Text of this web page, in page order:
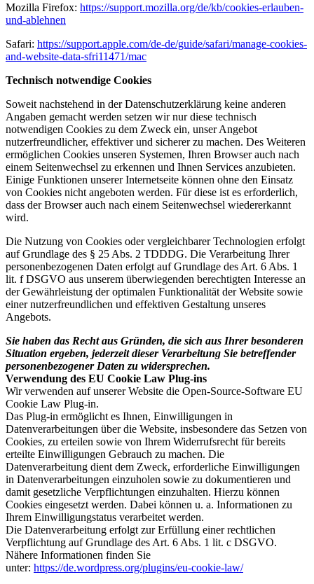
Mozilla Firefox: https://support.mozilla.org/de/kb/cookies-erlauben-
und-ablehnen
Safari: https://support.apple.com/de-de/guide/safari/manage-cookies-
and-website-data-sfri11471/mac
Technisch notwendige Cookies
Soweit nachstehend in der Datenschutzerklärung keine anderen
Angaben gemacht werden setzen wir nur diese technisch
notwendigen Cookies zu dem Zweck ein, unser Angebot
nutzerfreundlicher, effektiver und sicherer zu machen. Des Weiteren
ermöglichen Cookies unseren Systemen, Ihren Browser auch nach
einem Seitenwechsel zu erkennen und Ihnen Services anzubieten.
Einige Funktionen unserer Internetseite können ohne den Einsatz
von Cookies nicht angeboten werden. Für diese ist es erforderlich,
dass der Browser auch nach einem Seitenwechsel wiedererkannt
wird.
Die Nutzung von Cookies oder vergleichbarer Technologien erfolgt
auf Grundlage des § 25 Abs. 2 TDDDG. Die Verarbeitung Ihrer
personenbezogenen Daten erfolgt auf Grundlage des Art. 6 Abs. 1
lit. f DSGVO aus unserem überwiegenden berechtigten Interesse an
der Gewährleistung der optimalen Funktionalität der Website sowie
einer nutzerfreundlichen und effektiven Gestaltung unseres
Angebots.
Sie haben das Recht aus Gründen, die sich aus Ihrer besonderen
Situation ergeben, jederzeit dieser Verarbeitung Sie betreffender
personenbezogener Daten zu widersprechen.
Verwendung des EU Cookie Law Plug-ins
Wir verwenden auf unserer Website die Open-Source-Software EU
Cookie Law Plug-in.
Das Plug-in ermöglicht es Ihnen, Einwilligungen in
Datenverarbeitungen über die Website, insbesondere das Setzen von
Cookies, zu erteilen sowie von Ihrem Widerrufsrecht für bereits
erteilte Einwilligungen Gebrauch zu machen. Die
Datenverarbeitung dient dem Zweck, erforderliche Einwilligungen
in Datenverarbeitungen einzuholen sowie zu dokumentieren und
damit gesetzliche Verpflichtungen einzuhalten. Hierzu können
Cookies eingesetzt werden. Dabei können u. a. Informationen zu
Ihrem Einwilligungstatus verarbeitet werden.
Die Datenverarbeitung erfolgt zur Erfüllung einer rechtlichen
Verpflichtung auf Grundlage des Art. 6 Abs. 1 lit. c DSGVO.
Nähere Informationen finden Sie
unter: https://de.wordpress.org/plugins/eu-cookie-law/